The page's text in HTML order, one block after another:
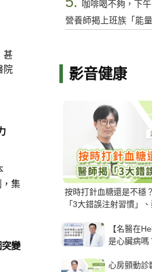
甚
院
集
變
咖啡喝不夠，下
營養師揭上班族「能
影音健康
按時打針血糖還是不穩
「3大錯誤注射習慣」
【名醫在
是心臟病嗎
解析支架種
心房顫動診